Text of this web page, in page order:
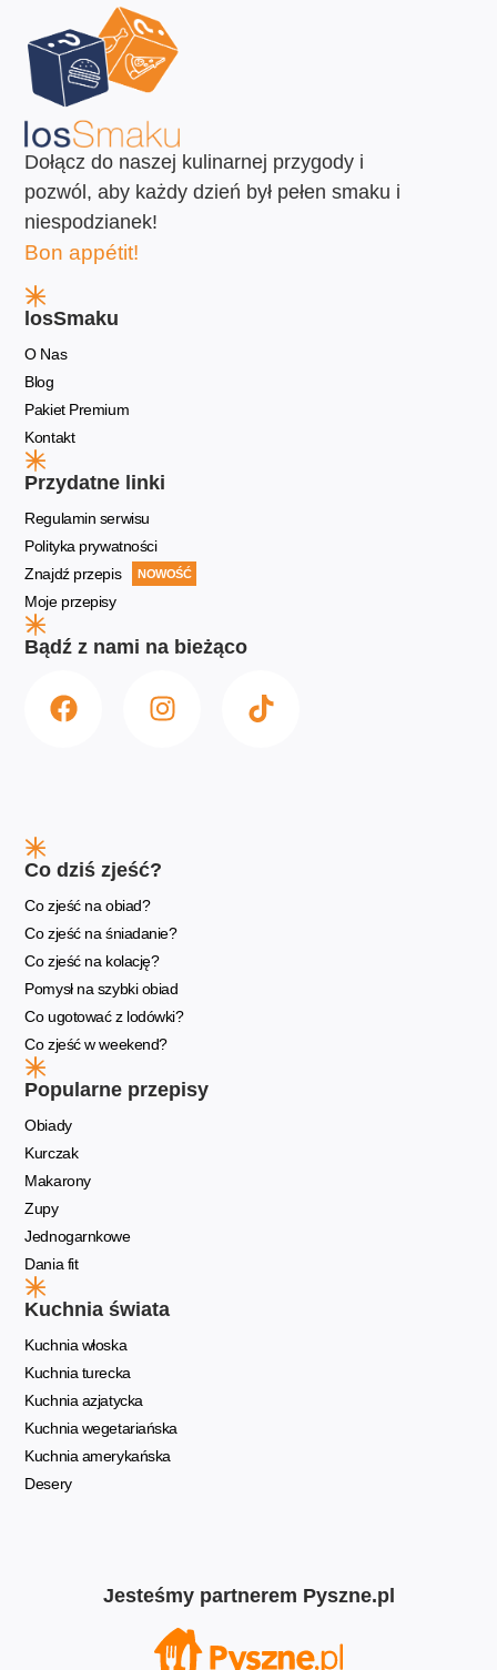
Dołącz do naszej kulinarnej przygody i
pozwól, aby każdy dzień był pełen smaku i
niespodzianek!
Bon appétit!
losSmaku
O Nas
Blog
Pakiet Premium
Kontakt
Przydatne linki
Regulamin serwisu
Polityka prywatności
Znajdź przepis
NOWOŚĆ
Moje przepisy
Bądź z nami na bieżąco
Co dziś zjeść?
Co zjeść na obiad?
Co zjeść na śniadanie?
Co zjeść na kolację?
Pomysł na szybki obiad
Co ugotować z lodówki?
Co zjeść w weekend?
Popularne przepisy
Obiady
Kurczak
Makarony
Zupy
Jednogarnkowe
Dania fit
Kuchnia świata
Kuchnia włoska
Kuchnia turecka
Kuchnia azjatycka
Kuchnia wegetariańska
Kuchnia amerykańska
Desery
Jesteśmy partnerem Pyszne.pl